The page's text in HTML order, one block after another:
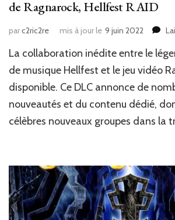
de Ragnarock, Hellfest RAID
parc2ric2re mis à jour le 9 juin 2022
La collaboration inédite entre le
de musique Hellfest et le jeu vidéo
disponible. Ce DLC annonce de
nouveautés et du contenu dédié,
célèbres nouveaux groupes dans la